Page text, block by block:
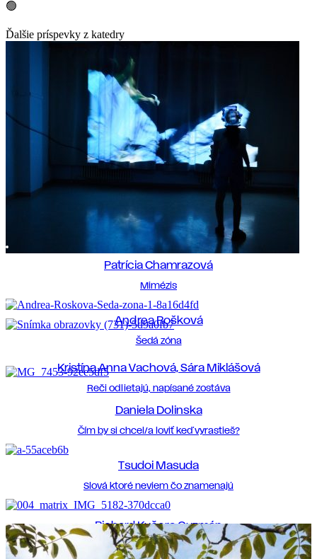
🟢
Ďalšie príspevky z katedry
Patrícia Chamrazová
Mimézis
Andrea Rošková
Šedá zóna
Kristína Anna Vachová, Sára Miklášová
Reči odlietajú, napísané zostáva
Daniela Dolinska
Čím by si chcel/a loviť keď vyrastieš?
Tsudoi Masuda
Slová ktoré neviem čo znamenajú
Richard Kučera Guzmán
VIVÁRIUM